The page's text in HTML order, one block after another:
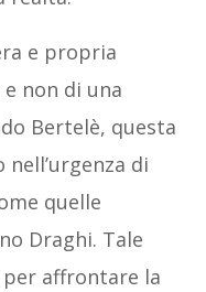
e propria
non di una
Bertelè, questa
di
quelle
Draghi. Tale
affrontare la